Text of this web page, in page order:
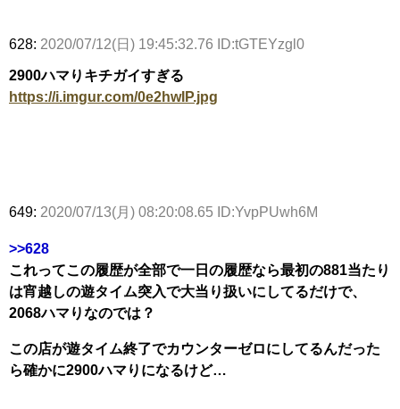
628: 2020/07/12(日) 19:45:32.76 ID:tGTEYzgl0
2900ハマりキチガイすぎる
https://i.imgur.com/0e2hwIP.jpg
649: 2020/07/13(月) 08:20:08.65 ID:YvpPUwh6M
>>628
これってこの履歴が全部で一日の履歴なら最初の881当たり
は宵越しの遊タイム突入で大当り扱いにしてるだけで、
2068ハマりなのでは？
この店が遊タイム終了でカウンターゼロにしてるんだった
ら確かに2900ハマりになるけど…